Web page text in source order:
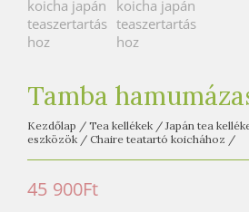
Tamba
Kezdőlap / Tea kellékek /Japán tea
eszközök / Chaire teatartó koichához /
45 900Ft